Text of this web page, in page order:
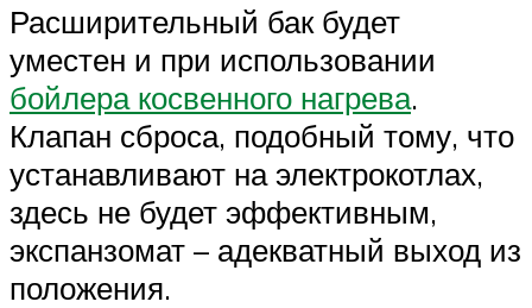
Расширительный бак будет
уместен и при использовании
бойлера косвенного нагрева.
Клапан сброса, подобный тому, что
устанавливают на электрокотлах,
здесь не будет эффективным,
экспанзомат – адекватный выход из
положения.